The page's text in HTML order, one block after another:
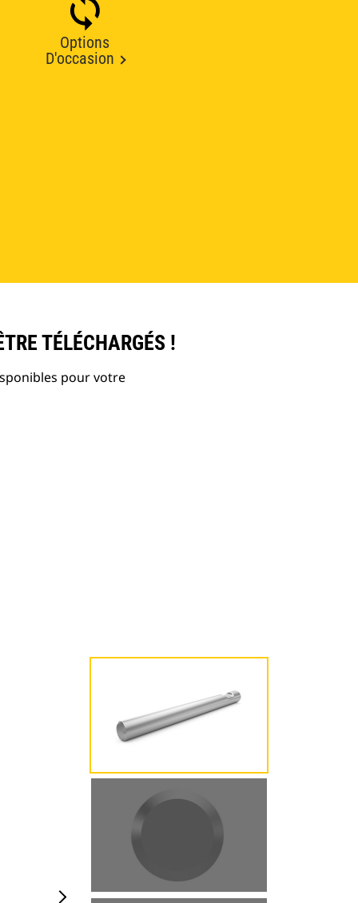
Options
D'occasion
TÉLÉCHARGÉS !
pour votre